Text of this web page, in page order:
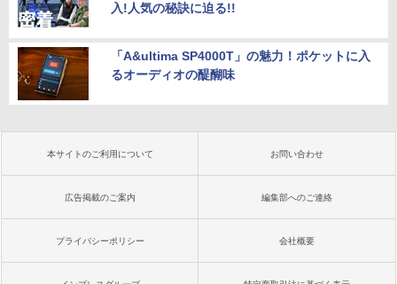
入!人気の秘訣に迫る!!
「A&ultima SP4000T」の魅力！ポケットに入
るオーディオの醍醐味
本サイトのご利用について お問い合わせ
広告掲載のご案内 編集部へのご連絡
プライバシーポリシー 会社概要